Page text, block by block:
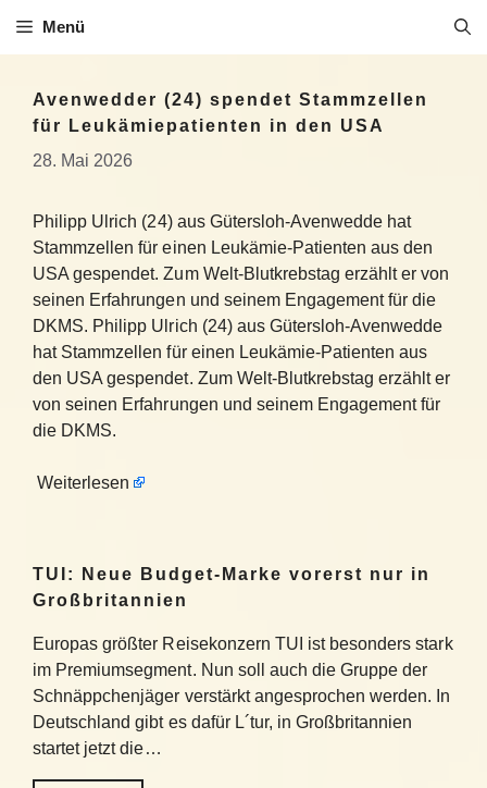
Inhalt
Menü
Avenwedder (24) spendet Stammzellen
für Leukämiepatienten in den USA
28. Mai 2026
Philipp Ulrich (24) aus Gütersloh-Avenwedde hat
Stammzellen für einen Leukämie-Patienten aus den
USA gespendet. Zum Welt-Blutkrebstag erzählt er von
seinen Erfahrungen und seinem Engagement für die
DKMS. Philipp Ulrich (24) aus Gütersloh-Avenwedde
hat Stammzellen für einen Leukämie-Patienten aus
den USA gespendet. Zum Welt-Blutkrebstag erzählt er
von seinen Erfahrungen und seinem Engagement für
die DKMS.
Weiterlesen
TUI: Neue Budget-Marke vorerst nur in
Großbritannien
Europas größter Reisekonzern TUI ist besonders stark
im Premiumsegment. Nun soll auch die Gruppe der
Schnäppchenjäger verstärkt angesprochen werden. In
Deutschland gibt es dafür L´tur, in Großbritannien
startet jetzt die…